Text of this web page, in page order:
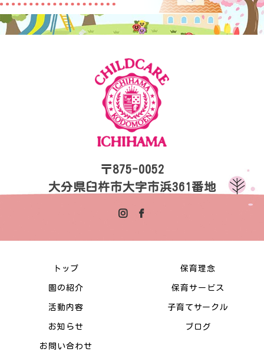
〒875-0052
大分県臼杵市大字市浜361番地
トップ 保育理念
園の紹介 保育サービス
活動内容 子育てサークル
お知らせ ブログ
お問い合わせ